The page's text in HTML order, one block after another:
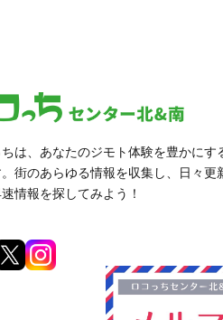
ちは、あなたのジモト体験を豊かにす
。街のあらゆる情報を収集し、日々更
情報を探してみよう！